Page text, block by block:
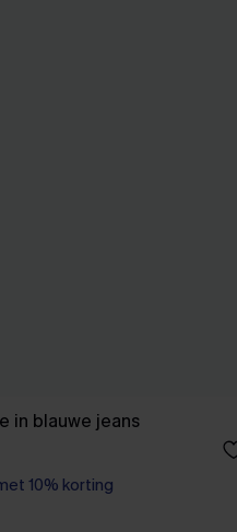
in blauwe jeans
10% korting